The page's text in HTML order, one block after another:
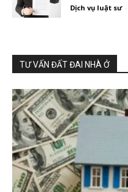
Dịch vụ luật sư -
TƯ VẤN ĐẤT ĐAI NHÀ Ở